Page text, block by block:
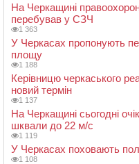
На Черкащині
перебував у СЗЧ
1 363
У Черкасах пропонують
площу
1 188
Керівницю черкаського
новий термін
1 137
На Черкащині сьогодні
шквали до 22 м/с
1 119
У Черкасах поховають
1 108